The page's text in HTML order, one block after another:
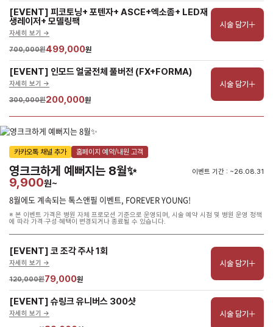
[EVENT] 피코토닝+ 포텐자+ ASCE+엑소좀+ LED재
생레이저+ 모델링팩
자세히 보기 ->
700,000원499,000원
시술 담기
[EVENT] 인모드 얼굴전체 풀버전 (FX+FORMA)
자세히 보기 ->
300,000원200,000원
시술 담기
카카오톡 채널 추가 홈페이지 예약/내원 고객
영크크하게 예뻐지는 8월✨
9,900원~
이벤트 기간 : ~26.08.31
8월에도 계속되는 톡스앤필 이벤트, FOREVER YOUNG!
※ 본 이벤트 가격은 병원 자체 프로모션 기준으로 운영되며, 시술 예약 시점 및 병원 운영 정책
에 따라 가격·구성·혜택이 변경되거나 종료될 수 있습니다.
[EVENT] 코 조각 주사 1회
자세히 보기 ->
120,000원79,000원
시술 담기
[EVENT] 슈링크 유니버스 300샷
자세히 보기 -> 시술 담기